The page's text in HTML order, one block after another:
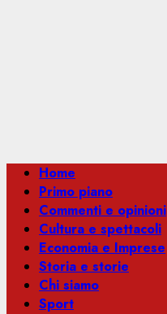
Menu
principale
Home
Primo piano
Commenti e opinioni
Cultura e spettacoli
Economia e Imprese
Storia e storie
Chi siamo
Sport